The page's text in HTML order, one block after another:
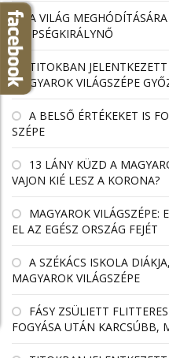
A VILÁG
SZÉPSÉGKIRÁLYNŐ
TITOKBAN
MAGYAROK VILÁGSZÉPE
A BELSŐ ÉRTÉKEKET IS
SZÉPE
13 LÁNY KÜZD A
VAJON KIÉ LESZ A KORONA?
MAGYAROK VILÁGSZÉPE:
EL AZ EGÉSZ ORSZÁG FEJÉT
A SZÉKÁCS ISKOLA
MAGYAROK VILÁGSZÉPE
FÁSY ZSÜLIETT
FOGYÁSA UTÁN KARCSÚBB,